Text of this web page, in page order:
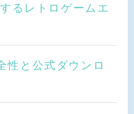
るレトロゲームエ
と公式ダウンロ